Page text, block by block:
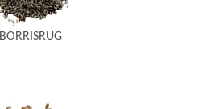
BORRISRUG